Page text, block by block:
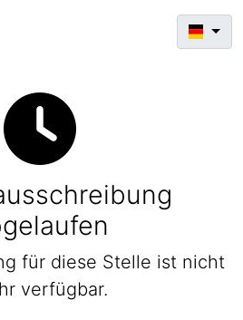
für diese Stelle ist nicht
verfügbar.